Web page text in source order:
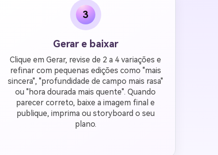
3
Gerar e baixar
Clique em Gerar, revise de 2 a 4 variações e
refinar com pequenas edições como "mais
sincera", "profundidade de campo mais rasa"
ou "hora dourada mais quente". Quando
parecer correto, baixe a imagem final e
publique, imprima ou storyboard o seu
plano.